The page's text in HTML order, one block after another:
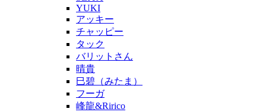
YUKI
アッキー
チャッピー
タック
バリットさん
晴貴
巳碧（みたま）
フーガ
峰龍&Ririco